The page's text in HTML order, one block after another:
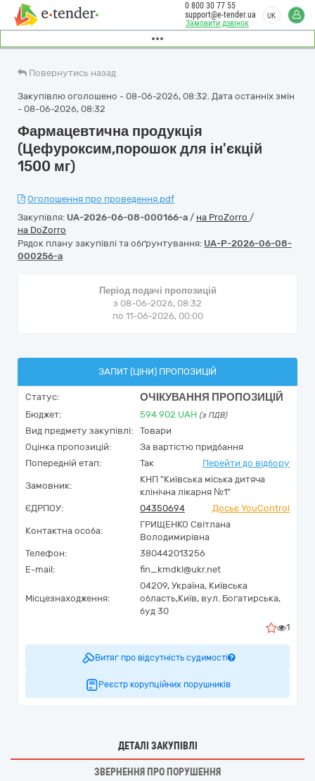
Замовити дзвінок
0 800 30 77 55
support@e-tender.ua
UK
Повернутись назад
Закупівлю оголошено - 08-06-2026, 08:32. Дата останніх змін
- 08-06-2026, 08:32
Фармацевтична продукція
(Цефуроксим,порошок для ін'єкцій
1500 мг)
Оголошення про проведення.pdf
Закупівля: UA-2026-06-08-000166-a / на ProZorro /
на DoZorro
Рядок плану закупівлі та обґрунтування: UA-P-2026-06-08-
000256-a
Період подачі пропозицій
з 08-06-2026, 08:32
по 11-06-2026, 00:00
ЗАПИТ (ЦІНИ) ПРОПОЗИЦІЙ
Статус: ОЧІКУВАННЯ ПРОПОЗИЦІЙ
Бюджет: 594 902 UAH (з ПДВ)
Вид предмету закупівлі:
Товари
Оцінка пропозицій:
За вартістю придбання
Попередній етап:
Так Перейти до відбору
Замовник:
КНП "Київська міська дитяча
клінічна лікарня №1"
ЄДРПОУ:
04350694 Досьє YouControl
Контактна особа:
ГРИЩЕНКО Світлана
Володимирівна
Телефон:
380442013256
E-mail:
fin_kmdkl@ukr.net
Місцезнаходження:
04209, Україна, Київська
область,Київ, вул. Богатирська,
буд 30
1
Витяг про відсутність судимості
Реєстр корупційних порушників
ДЕТАЛІ ЗАКУПІВЛІ
ЗВЕРНЕННЯ ПРО ПОРУШЕННЯ